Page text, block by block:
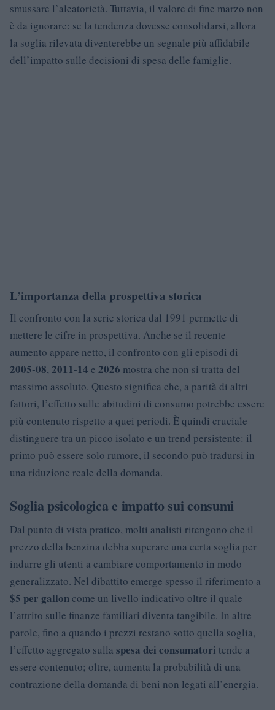
smussare l’aleatorietà. Tuttavia, il valore di fine marzo non
è da ignorare: se la tendenza dovesse consolidarsi, allora
la soglia rilevata diventerebbe un segnale più affidabile
dell’impatto sulle decisioni di spesa delle famiglie.
L’importanza della prospettiva storica
Il confronto con la serie storica dal 1991 permette di
mettere le cifre in prospettiva. Anche se il recente
aumento appare netto, il confronto con gli episodi di
2005-08, 2011-14 e 2026 mostra che non si tratta del
massimo assoluto. Questo significa che, a parità di altri
fattori, l’effetto sulle abitudini di consumo potrebbe essere
più contenuto rispetto a quei periodi. È quindi cruciale
distinguere tra un picco isolato e un trend persistente: il
primo può essere solo rumore, il secondo può tradursi in
una riduzione reale della domanda.
Soglia psicologica e impatto sui consumi
Dal punto di vista pratico, molti analisti ritengono che il
prezzo della benzina debba superare una certa soglia per
indurre gli utenti a cambiare comportamento in modo
generalizzato. Nel dibattito emerge spesso il riferimento a
$5 per galloncome un livello indicativo oltre il quale
l’attrito sulle finanze familiari diventa tangibile. In altre
parole, fino a quando i prezzi restano sotto quella soglia,
l’effetto aggregato sulla spesa dei consumatori tende a
essere contenuto; oltre, aumenta la probabilità di una
contrazione della domanda di beni non legati all’energia.